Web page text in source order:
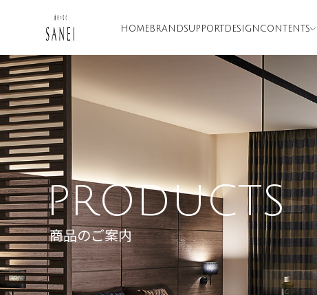
HOME BRANDSUPPORT DESIGN CONTENTS
PRODUCTS
商品のご案内